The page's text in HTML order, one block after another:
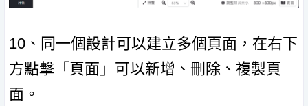
10、同一個設計可以建立多個頁面，在右下
方點擊「頁面」可以新增、刪除、複製頁
面。